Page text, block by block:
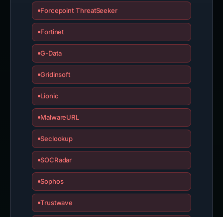
Forcepoint ThreatSeeker
Fortinet
G-Data
Gridinsoft
Lionic
MalwareURL
Seclookup
SOCRadar
Sophos
Trustwave